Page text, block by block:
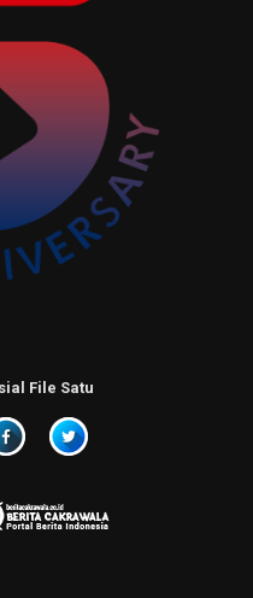
File Satu